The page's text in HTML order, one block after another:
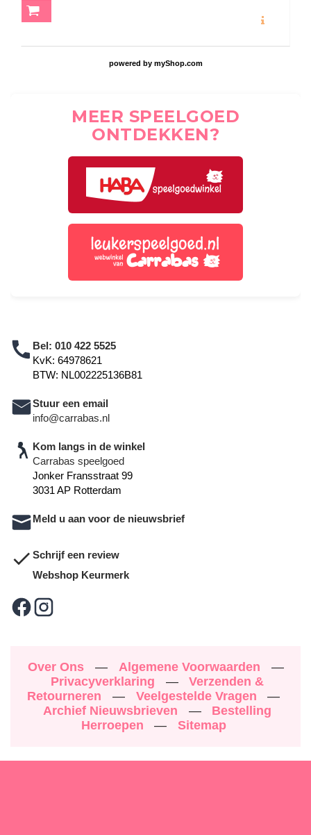
powered by myShop.com
MEER SPEELGOED
ONTDEKKEN?
Bel: 010 422 5525
KvK: 64978621
BTW: NL002225136B81
Stuur een email
info@carrabas.nl
Kom langs in de winkel
Carrabas speelgoed
Jonker Fransstraat 99
3031 AP Rotterdam
Meld u aan voor de nieuwsbrief
Schrijf een review
Webshop Keurmerk
Over Ons — Algemene Voorwaarden
—
Privacyverklaring
—
Verzenden &
Retourneren
— Veelgestelde Vragen
—
Archief Nieuwsbrieven
—
Bestelling
Herroepen
— Sitemap